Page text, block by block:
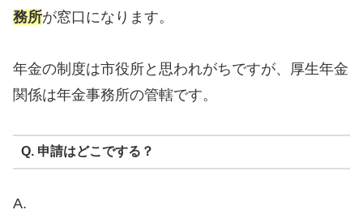
務所が窓口になります。
年金の制度は市役所と思われがちですが、厚生年金
関係は年金事務所の管轄です。
Q. 申請はどこでする？
A.